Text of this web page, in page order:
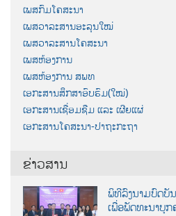
ເພສກົມໂຄສະນາ
ເພສວາລະສານອະລຸນໃໝ່
ເພສວາລະສານໂຄສະນາ
ເພສຫ້ອງການ
ເພສຫ້ອງການ ສພທ
ເອກະສານສຶກສາອົບຮົມ(ໃໝ່)
ເອກະສານເຊື່ອມຊືມ ແລະ ເຜີຍແຜ່
ເອກະສານໂຄສະນາ-ປາຖະກະຖາ
ຂ່າວສານ
ພິທີລົງນາມບົດບັ
ເພື່ອພັດທະນາບຸ